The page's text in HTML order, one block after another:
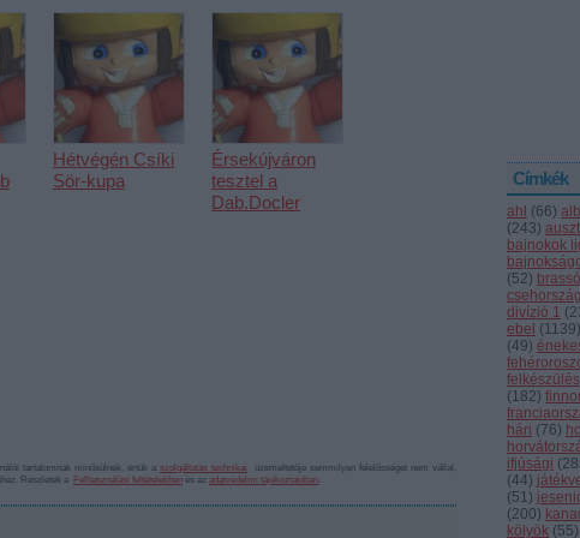
Címkék
ahl (66)
(243)
bajnokok
(52) brassó
csehország
divízió 1 (
ebel (1139)
(49)
felkészülés
(182)
hári (76)
ifjúsági (
(44)
(51)
(200)
kölyök (55)
Hétvégén Csíki
Sör-kupa
Érsekújváron
tesztel a
Dab.Docler
tartalomnak minősülnek, értük a szolgáltatás technikai
üzemeltetője semmilyen felelősséget nem vállal,
Részletek a
Felhasználási feltételekben és az adatvédelmi tájékoztatóban.